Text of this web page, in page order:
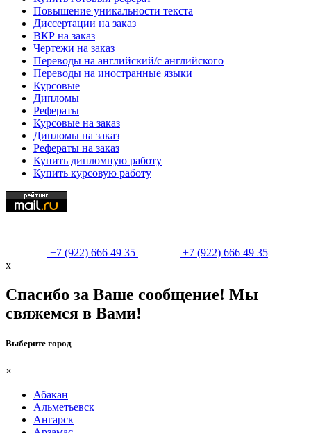
Повышение уникальности текста
Диссертации на заказ
ВКР на заказ
Чертежи на заказ
Переводы на английский/с английского
Переводы на иностранные языки
Курсовые
Дипломы
Рефераты
Курсовые на заказ
Дипломы на заказ
Рефераты на заказ
Купить дипломную работу
Купить курсовую работу
+7 (922) 666 49 35
+7 (922) 666 49 35
х
Спасибо за Ваше сообщение! Мы
свяжемся в Вами!
Выберите город
×
Абакан
Альметьевск
Ангарск